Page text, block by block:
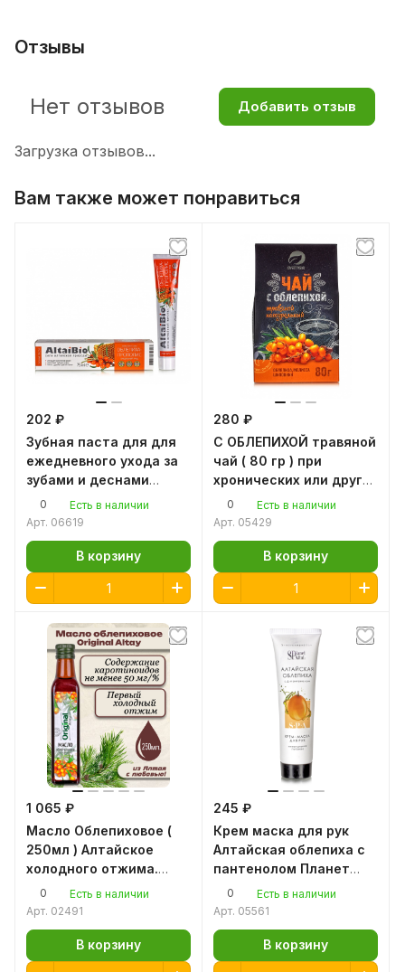
Отзывы
Загрузка отзывов...
Нет отзывов Добавить отзыв
Вам также может понравиться
202 ₽
Зубная паста для для
ежедневного ухода за
зубами и деснами
"Облепиха - прополис"
75мл
0
Есть в наличии
Арт. 06619
В корзину
280 ₽
С ОБЛЕПИХОЙ травяной
чай ( 80 гр ) при
хронических или других
формах болезней
кишечника или печени
0
Есть в наличии
Арт. 05429
В корзину
1 065 ₽
Масло Облепиховое (
250мл ) Алтайское
холодного отжима.
Original Altay
0
Есть в наличии
Арт. 02491
В корзину
245 ₽
Крем маска для рук
Алтайская облепиха с
пантенолом Планет
СПА, 100 мл.
0
Есть в наличии
Арт. 05561
В корзину